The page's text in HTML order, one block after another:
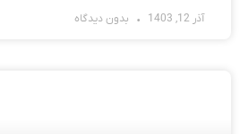
آذر 12, 1403 بدون دیدگاه